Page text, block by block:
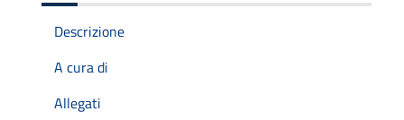
Descrizione
A cura di
Allegati